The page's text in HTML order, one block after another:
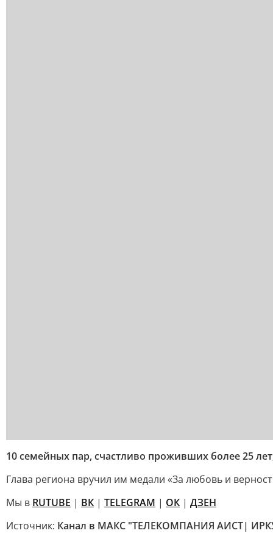
10 семейных пар, счастливо проживших более 25
Глава региона вручил им медали «За любовь и
Мы в RUTUBE | ВК | TELEGRAM | ОК | ДЗЕН
Источник: Канал в МАКС "ТЕЛЕКОМПАНИЯ АИСТ|